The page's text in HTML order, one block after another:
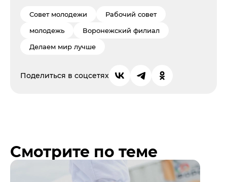
Совет молодежи
Рабочий совет
молодежь
Воронежский филиал
Делаем мир лучше
Поделиться в соцсетях
Смотрите по теме